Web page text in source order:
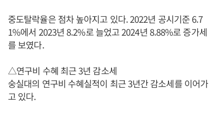
중도탈락율은 점차 높아지고 있다. 2022년 공시기준 6.7
1%에서 2023년 8.2%로 늘었고 2024년 8.88%로 증가세
를 보였다.
△연구비 수혜 최근 3년 감소세
숭실대의 연구비 수혜실적이 최근 3년간 감소세를 이어가
고 있다.